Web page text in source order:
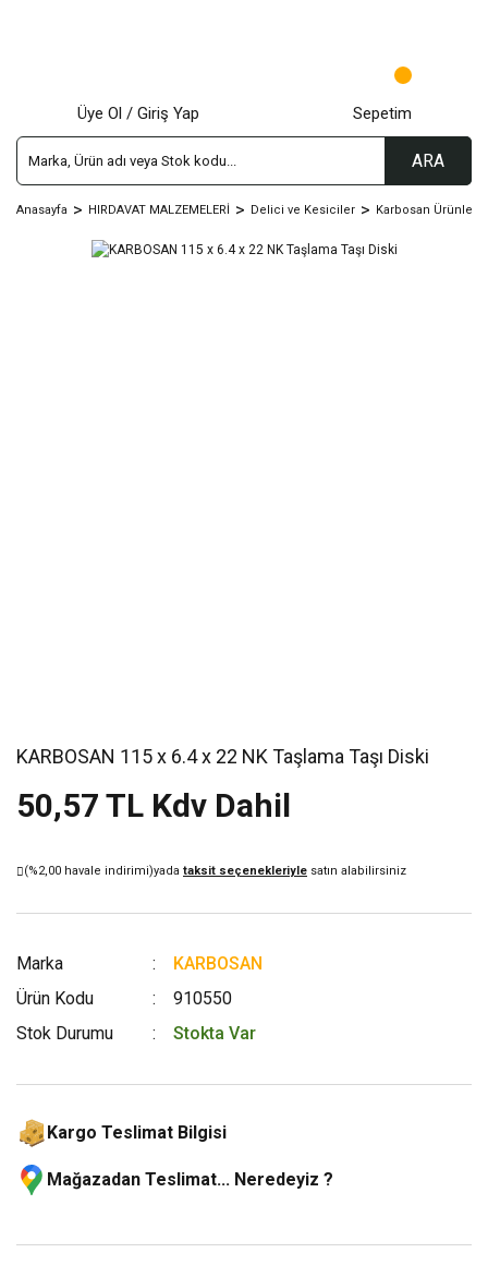
ARA
Üye Ol / Giriş Yap Sepetim
Anasayfa HIRDAVAT MALZEMELERİ Delici ve Kesiciler Karbosan Ürünleri
KARBOSAN 115 x 6.4 x 22 NK Taşlama Taşı Diski
50,57 TL Kdv Dahil
(%2,00 havale indirimi)yada taksit seçenekleriyle satın alabilirsiniz
Marka
KARBOSAN
Ürün Kodu
910550
Stok Durumu
Stokta Var
Kargo Teslimat Bilgisi
Mağazadan Teslimat... Neredeyiz ?